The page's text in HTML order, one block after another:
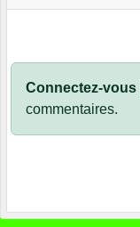
Connectez-vous
commentaires.